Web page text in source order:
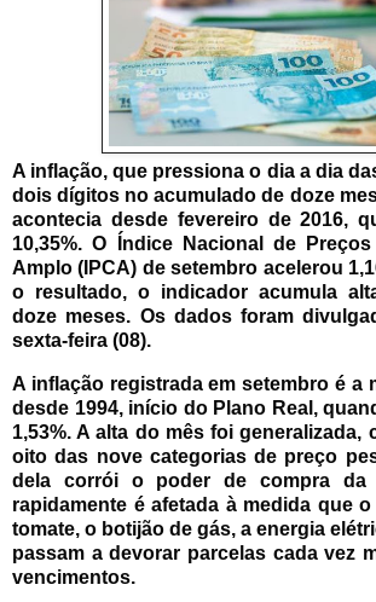
A inflação, que pressiona o dia a dia
dois dígitos no acumulado de doze
acontecia desde fevereiro de 2016,
10,35%.O Índice Nacional de
Amplo (IPCA) de setembro acelerou
o resultado, o indicador acumula
doze meses. Os dados foram
sexta-feira (08).
A inflação registrada em setembro é a
desde 1994, início do Plano Real,
1,53%. A alta do mês foi generalizada,
oito das nove categorias de preço
dela corrói o poder de compra da
rapidamente é afetada à medida que
tomate, o botijão de gás, a energia
passam a devorar parcelas cada vez
vencimentos.